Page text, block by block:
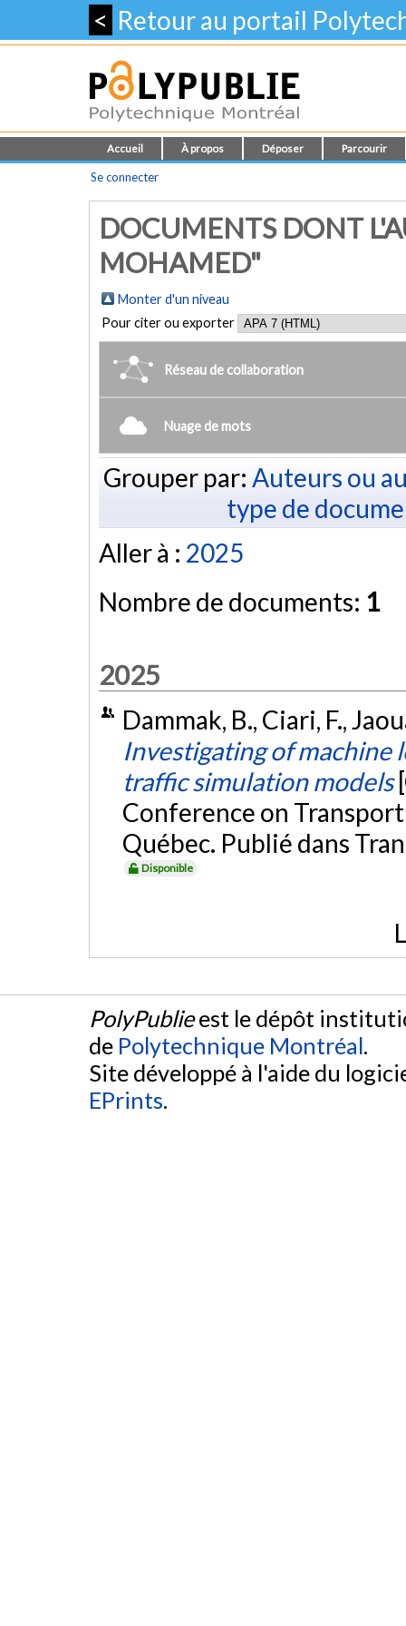
< Retour au portail
Accueil À propos Déposer Parcourir
Se connecter
DOCUMENTS DONT
MOHAMED"
Monter d'un niveau
Pour citer ou exporter
Réseau de collaboration
Nuage de mots
Grouper par: Auteurs ou
type de
Aller à : 2025
Nombre de documents: 1
2025
Dammak, B., Ciari, F.,
Investigating of machine
traffic simulation models
Conference on
Québec. Publié dans
Disponible
PolyPublieest le dépôt
de Polytechnique Montréal.
Site développé à l'aide du
EPrints.